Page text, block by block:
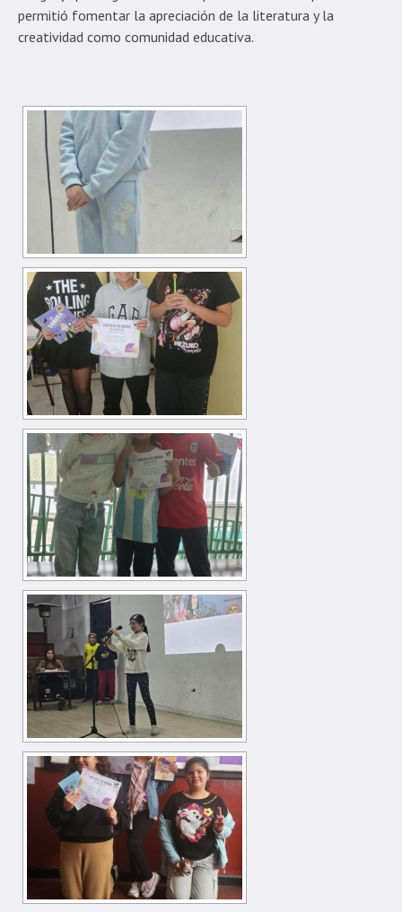
permitió fomentar la apreciación de la literatura y la
creatividad como comunidad educativa.